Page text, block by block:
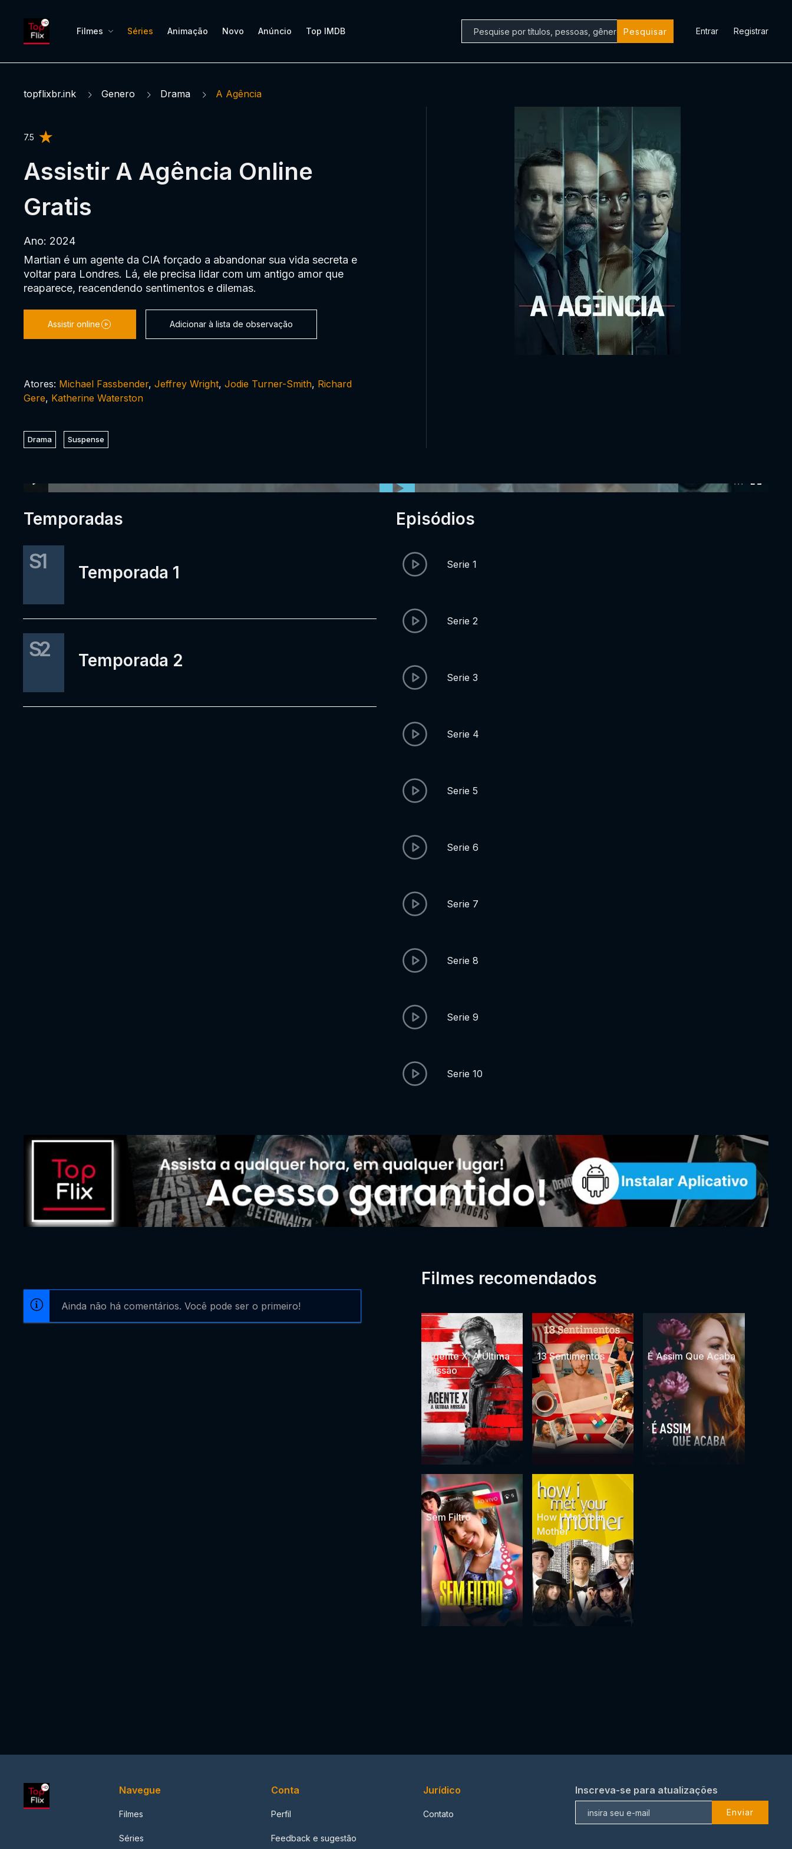
Filmes Séries Animação Novo Anúncio Top IMDB Pesquisar Entrar Registrar
topflixbr.ink Genero Drama A Agência
7.5
Assistir A Agência Online
Gratis
Ano: 2024
Martian é um agente da CIA forçado a abandonar sua vida secreta e
voltar para Londres. Lá, ele precisa lidar com um antigo amor que
reaparece, reacendendo sentimentos e dilemas.
Assistir online Adicionar à lista de observação
Atores: Michael Fassbender, Jeffrey Wright, Jodie Turner-Smith, Richard
Gere, Katherine Waterston
Drama Suspense
Temporadas
S1 Temporada 1
S2 Temporada 2
Episódios
Serie 1
Serie 2
Serie 3
Serie 4
Serie 5
Serie 6
Serie 7
Serie 8
Serie 9
Serie 10
Ainda não há comentários. Você pode ser o primeiro!
Filmes recomendados
Agente X: A Última
Missão
13 Sentimentos É Assim Que Acaba
Sem Filtro
How I Met Your
Mother
Navegue
Filmes
Séries
Conta
Perfil
Feedback e sugestão
Jurídico
Contato
Inscreva-se para atualizações
Enviar